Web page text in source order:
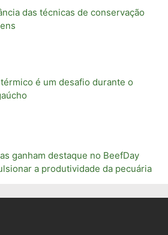
das técnicas de conservação
é um desafio durante o
ganham destaque no BeefDay
a produtividade da pecuária